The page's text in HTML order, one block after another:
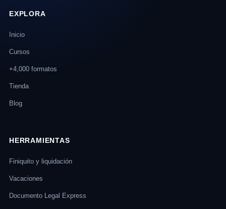
EXPLORA
Inicio
Cursos
+4,000 formatos
Tienda
Blog
HERRAMIENTAS
Finiquito y liquidación
Vacaciones
Documento Legal Express